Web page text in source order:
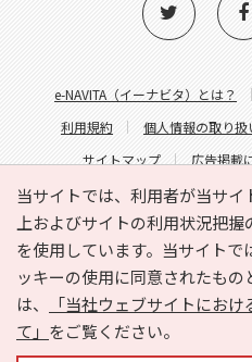
当サイトでは、利用者が当サ
上およびサイトの利用状況把握
を使用しています。当サイトで
ッキーの使用に同意されたも
は、
「当社ウェブサイトにお
て」 をご覧ください。
e-NAVITA（イーナビタ）とは？
利用規約
個人情報の取り扱
サイトマップ
広告掲載
サイトの内容に関
Copyright ©